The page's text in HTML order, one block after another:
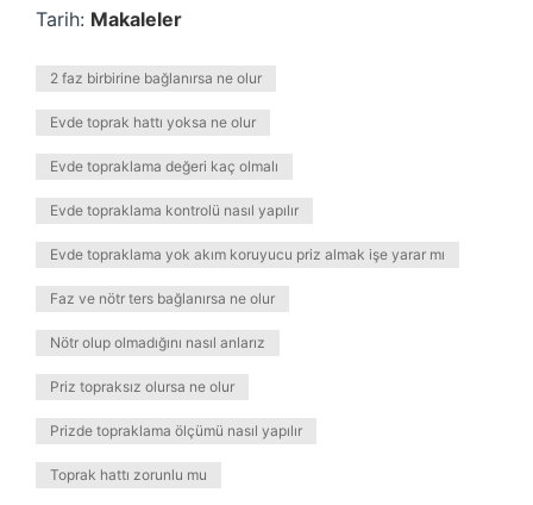
Tarih: Makaleler
2 faz birbirine bağlanırsa ne olur
Evde toprak hattı yoksa ne olur
Evde topraklama değeri kaç olmalı
Evde topraklama kontrolü nasıl yapılır
Evde topraklama yok akım koruyucu priz almak işe yarar mı
Faz ve nötr ters bağlanırsa ne olur
Nötr olup olmadığını nasıl anlarız
Priz topraksız olursa ne olur
Prizde topraklama ölçümü nasıl yapılır
Toprak hattı zorunlu mu